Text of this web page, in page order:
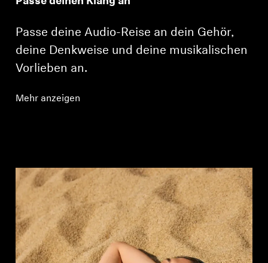
Passe deine Audio-Reise an dein Gehör,
deine Denkweise und deine musikalischen
Vorlieben an.
Mehr anzeigen
Anmeldung erforderlich
Melden Sie sich bei Ihrem Konto an, um
Produkte zu Ihrer Wunschliste hinzuzufügen und
Ihre zuvor gespeicherten Artikel anzuzeigen.